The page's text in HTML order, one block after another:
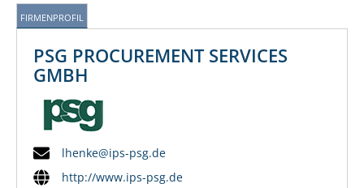
FIRMENPROFIL
PSG PROCUREMENT SERVICES
GMBH
lhenke@ips-psg.de
http://www.ips-psg.de